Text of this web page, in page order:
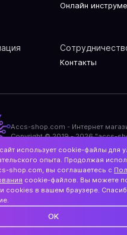
Онлайн
Контакты
Accs-shop.com - Интернет
Copyright © 2019 - 2026 "accs-
cookie-файлов
адрес сайта
использует cookie-файлы для
опыта. Продолжая
shop.com, вы соглашаетесь с
cookie-файлов. Вы можете
cookies в вашем браузере.
OK